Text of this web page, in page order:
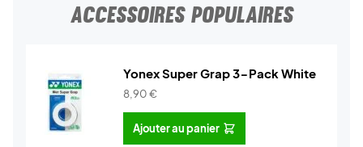
ACCESSOIRES POPULAIRES
Yonex Super Grap 3-Pack White
8,90€
Ajouter au panier